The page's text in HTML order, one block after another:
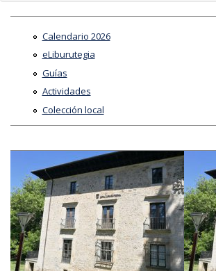
Calendario 2026
eLiburutegia
Guías
Actividades
Colección local